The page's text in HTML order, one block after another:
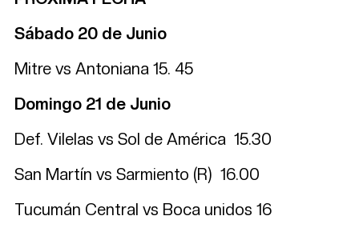
Sábado 20 de Junio
Mitre vs Antoniana 15. 45
Domingo 21 de Junio
Def. Vilelas vs Sol de América 15.30
San Martín vs Sarmiento (R) 16.00
Tucumán Central vs Boca unidos 16